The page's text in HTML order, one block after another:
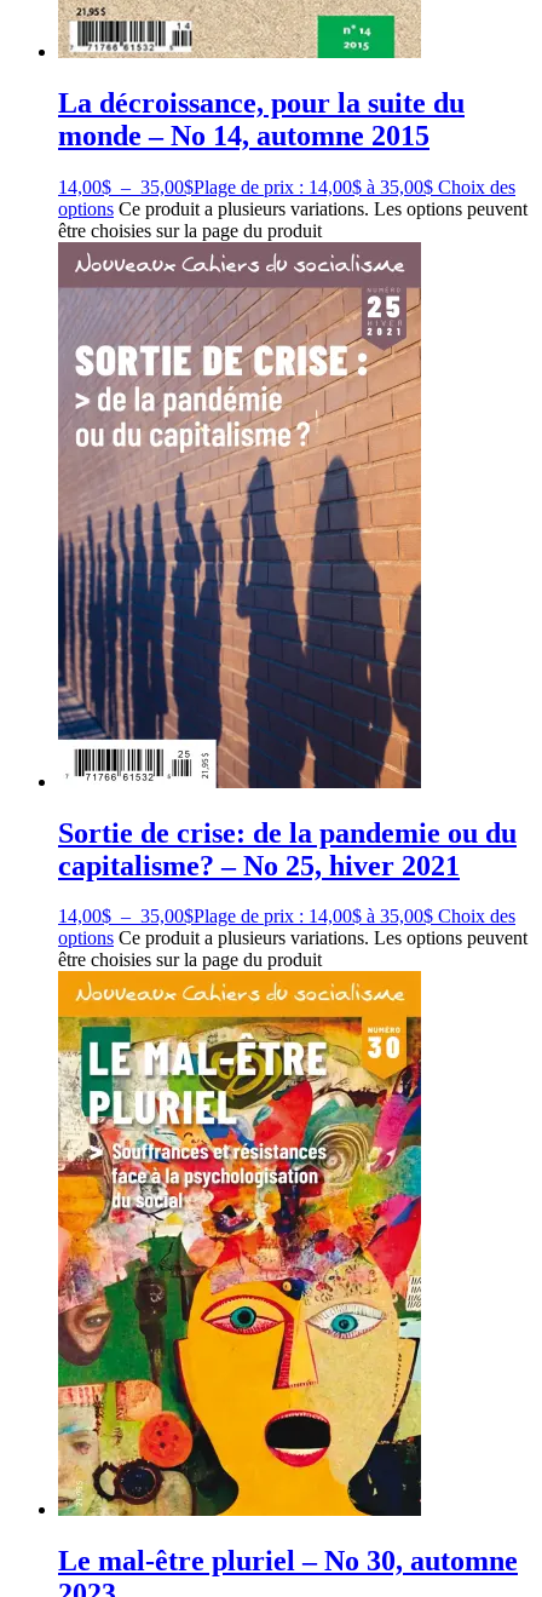
La décroissance, pour la suite du
monde – No 14, automne 2015
14,00$ – 35,00$Plage de prix : 14,00$ à 35,00$ Choix des
options Ce produit a plusieurs variations. Les options peuvent
être choisies sur la page du produit
Sortie de crise: de la pandemie ou du
capitalisme? – No 25, hiver 2021
14,00$ – 35,00$Plage de prix : 14,00$ à 35,00$ Choix des
options Ce produit a plusieurs variations. Les options peuvent
être choisies sur la page du produit
Le mal-être pluriel – No 30, automne